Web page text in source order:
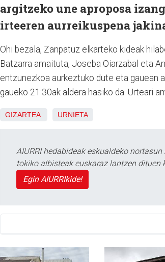
argitzeko une aproposa
irteeren aurreikuspena
Ohi bezala, Zanpatuz elkarteko kideak
Batzarra amaituta, Joseba Oiarzabal eta
entzunezkoa aurkeztuko dute eta gauean
gaueko 21:30ak aldera hasiko da. Urteari
GIZARTEA URNIETA
AIURRI hedabideak eskualdeko
tokiko albisteak euskaraz lantzen dituen
Egin AIURRIkide!